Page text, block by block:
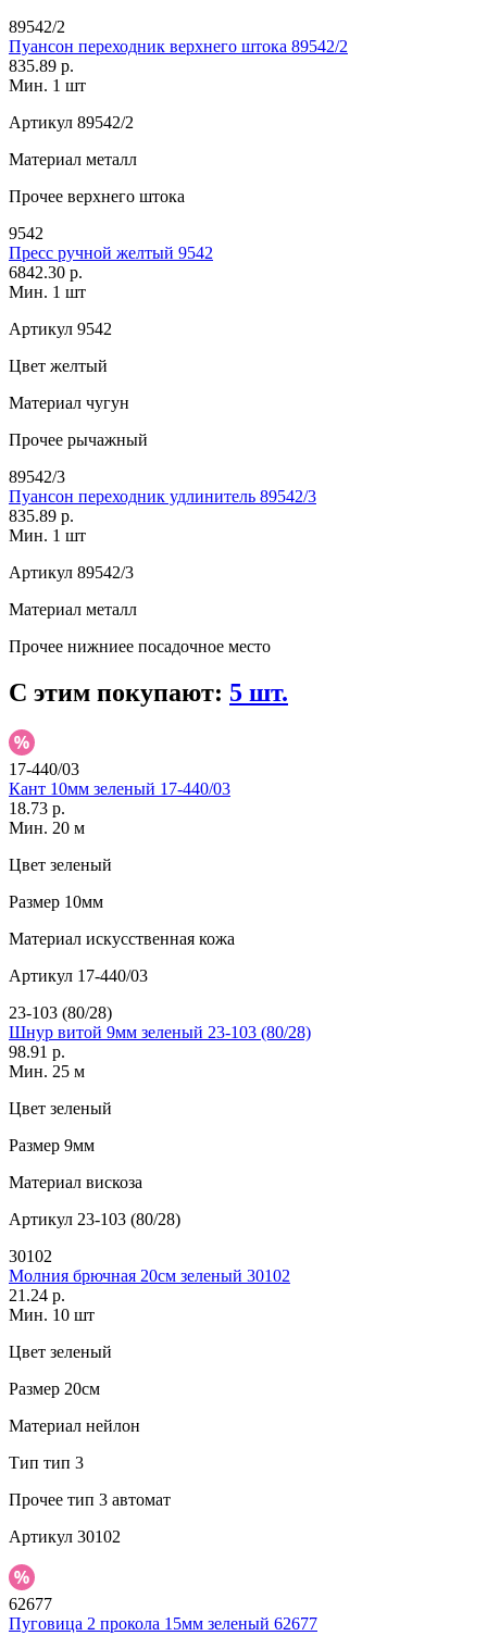
89542/2
Пуансон переходник верхнего штока 89542/2
835.89 р.
Мин. 1 шт
Артикул 89542/2
Материал металл
Прочее верхнего штока
9542
Пресс ручной желтый 9542
6842.30 р.
Мин. 1 шт
Артикул 9542
Цвет желтый
Материал чугун
Прочее рычажный
89542/3
Пуансон переходник удлинитель 89542/3
835.89 р.
Мин. 1 шт
Артикул 89542/3
Материал металл
Прочее нижниее посадочное место
С этим покупают: 5 шт.
17-440/03
Кант 10мм зеленый 17-440/03
18.73 р.
Мин. 20 м
Цвет зеленый
Размер 10мм
Материал искусственная кожа
Артикул 17-440/03
23-103 (80/28)
Шнур витой 9мм зеленый 23-103 (80/28)
98.91 р.
Мин. 25 м
Цвет зеленый
Размер 9мм
Материал вискоза
Артикул 23-103 (80/28)
30102
Молния брючная 20см зеленый 30102
21.24 р.
Мин. 10 шт
Цвет зеленый
Размер 20см
Материал нейлон
Тип тип 3
Прочее тип 3 автомат
Артикул 30102
62677
Пуговица 2 прокола 15мм зеленый 62677